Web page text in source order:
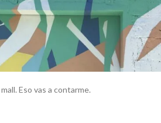
mall. Eso vas a contarme.